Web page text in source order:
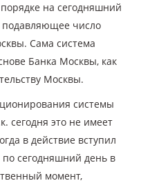
на сегодняшний
подавляющее число
Сама система
Банка Москвы, как
Москвы.
системы
сегодня это не имеет
в действие вступил
сегодняшний день в
момент,